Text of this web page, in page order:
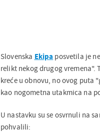
Slovenska Ekipa posvetila je
relikt nekog drugog vremena".
kreće u obnovu, no ovog puta
kao nogometna utakmica na
U nastavku su se osvrnuli na
pohvalili: